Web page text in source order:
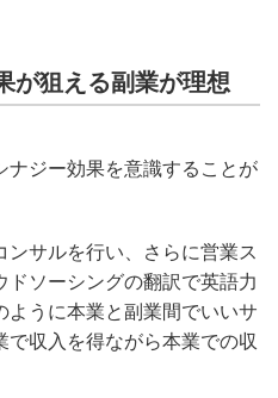
が狙える副業が理想
ナジー効果を意識することが
サルを行い、さらに営業ス
ソーシングの翻訳で英語力
ように本業と副業間でいいサ
収入を得ながら本業での収